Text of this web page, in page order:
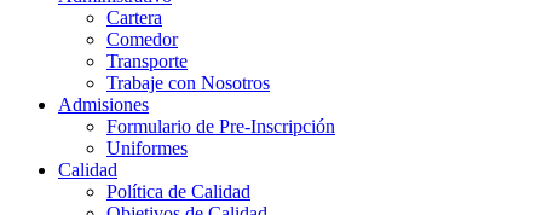
Cartera
Comedor
Transporte
Trabaje con Nosotros
Admisiones
Formulario de Pre-Inscripción
Uniformes
Calidad
Política de Calidad